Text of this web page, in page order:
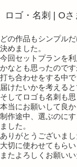
ロゴ・名刺 | Oさ
どの作品もシンプル
決めました。
今回セットプランを
かなとも思ったのです
打ち合わせをする中
届けたいかを考える
そしてロゴも名刺も
本当にお願いして良か
制作途中、選ぶのに
ました。
ありがとうございまし
大切に使わせてもらい
またよろしくお願いい